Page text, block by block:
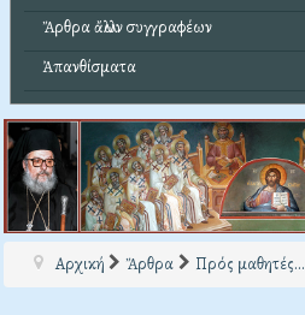
Ἄρθρα ἄλλων συγγραφέων
Ἀπανθίσματα
Αρχική Ἄρθρα Πρός μαθητές...